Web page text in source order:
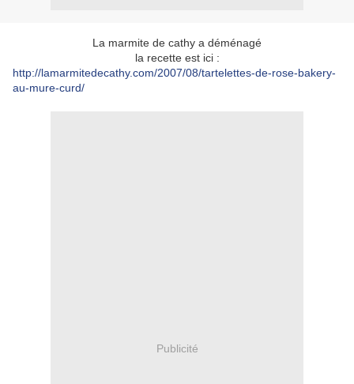
La marmite de cathy a déménagé
la recette est ici :
http://lamarmitedecathy.com/2007/08/tartelettes-de-rose-bakery-
au-mure-curd/
Publicité